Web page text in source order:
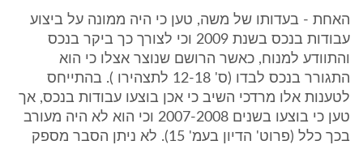
האחת - בעדותו של משה, טען כי היה ממונה על ביצוע
עבודות בנכס בשנת 2009 וכי לצורך כך ביקר בנכס
והתוודע למנוח, כאשר הרושם שנוצר אצלו כי הוא
התגורר בנכס לבדו (ס' 12-18 לתצהירו ). בהתייחס
לטענות אלו מרדכי השיב כי אכן בוצעו עבודות בנכס, אך
טען כי בוצעו בשנים 2007-2008 וכי הוא לא היה מעורב
בכך כלל (פרוט' הדיון בעמ' 15). לא ניתן הסבר מספק